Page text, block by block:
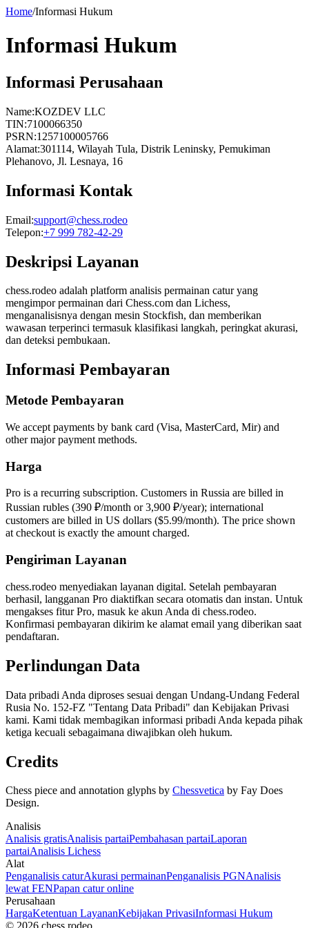
Home/Informasi Hukum
Informasi Hukum
Informasi Perusahaan
Name:KOZDEV LLC
TIN:7100066350
PSRN:1257100005766
Alamat:301114, Wilayah Tula, Distrik Leninsky, Pemukiman
Plehanovo, Jl. Lesnaya, 16
Informasi Kontak
Email:support@chess.rodeo
Telepon:+7 999 782-42-29
Deskripsi Layanan
chess.rodeo adalah platform analisis permainan catur yang
mengimpor permainan dari Chess.com dan Lichess,
menganalisisnya dengan mesin Stockfish, dan memberikan
wawasan terperinci termasuk klasifikasi langkah, peringkat akurasi,
dan deteksi pembukaan.
Informasi Pembayaran
Metode Pembayaran
We accept payments by bank card (Visa, MasterCard, Mir) and
other major payment methods.
Harga
Pro is a recurring subscription. Customers in Russia are billed in
Russian rubles (390 ₽/month or 3,900 ₽/year); international
customers are billed in US dollars ($5.99/month). The price shown
at checkout is exactly the amount charged.
Pengiriman Layanan
chess.rodeo menyediakan layanan digital. Setelah pembayaran
berhasil, langganan Pro diaktifkan secara otomatis dan instan. Untuk
mengakses fitur Pro, masuk ke akun Anda di chess.rodeo.
Konfirmasi pembayaran dikirim ke alamat email yang diberikan saat
pendaftaran.
Perlindungan Data
Data pribadi Anda diproses sesuai dengan Undang-Undang Federal
Rusia No. 152-FZ "Tentang Data Pribadi" dan Kebijakan Privasi
kami. Kami tidak membagikan informasi pribadi Anda kepada pihak
ketiga kecuali sebagaimana diwajibkan oleh hukum.
Credits
Chess piece and annotation glyphs by Chessvetica by Fay Does
Design.
Analisis
Analisis gratisAnalisis partaiPembahasan partaiLaporan
partaiAnalisis Lichess
Alat
Penganalisis caturAkurasi permainanPenganalisis PGNAnalisis
lewat FENPapan catur online
Perusahaan
HargaKetentuan LayananKebijakan PrivasiInformasi Hukum